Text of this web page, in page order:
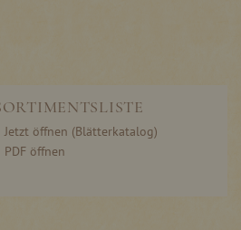
Jetzt öffnen (Blätterkatalog)
PDF öffnen